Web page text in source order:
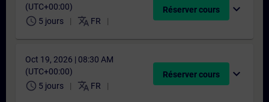
(UTC+00:00)
schedule 5 jours translate FR
Réserver cours expand_more
Oct 19, 2026 | 08:30 AM
(UTC+00:00)
schedule 5 jours translate FR
Réserver cours expand_more